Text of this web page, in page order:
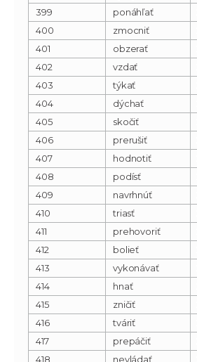
399
ponáhľať
400
zmocniť
401
obzerať
402
vzdať
403
týkať
404
dýchať
405
skočiť
406
prerušiť
407
hodnotiť
408
podísť
409
navrhnúť
410
triasť
411
prehovoriť
412
bolieť
413
vykonávať
414
hnať
415
zničiť
416
tváriť
417
prepáčiť
418
nevládať